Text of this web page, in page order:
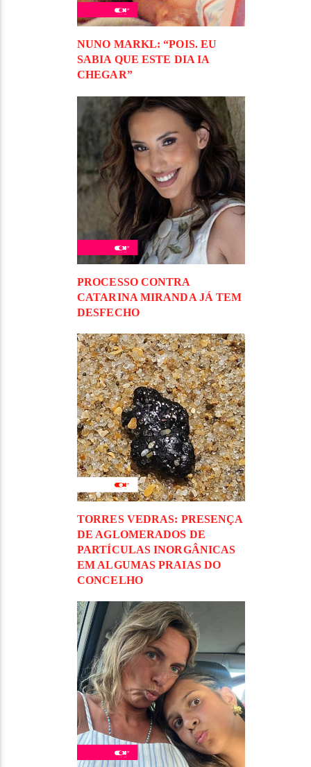
NUNO MARKL: “POIS. EU
SABIA QUE ESTE DIA IA
CHEGAR”
PROCESSO CONTRA
CATARINA MIRANDA JÁ TEM
DESFECHO
TORRES VEDRAS: PRESENÇA
DE AGLOMERADOS DE
PARTÍCULAS INORGÂNICAS
EM ALGUMAS PRAIAS DO
CONCELHO